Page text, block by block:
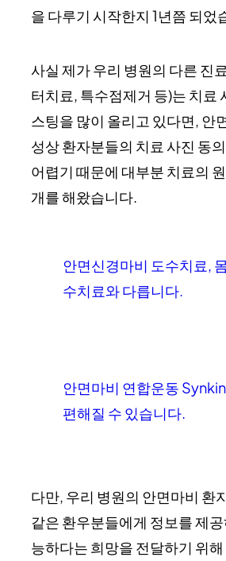
을 다루기 시작한지 1년쯤 되었
사실 제가 우리 병원의 다른 진
터치료, 특수점제거 등)는 치료
스팅을 많이 올리고 있다면, 안
성상 환자분들의 치료 사진 동
어렵기 때문에 대부분 치료의
개를 해왔습니다.
안면신경마비 도수치료,
수치료와 다릅니다.
안면마비 연합운동
편해질 수 있습니다.
다만, 우리 병원의 안면마비 환
같은 환우분들에게 정보를 제
능하다는 희망을 전달하기 위